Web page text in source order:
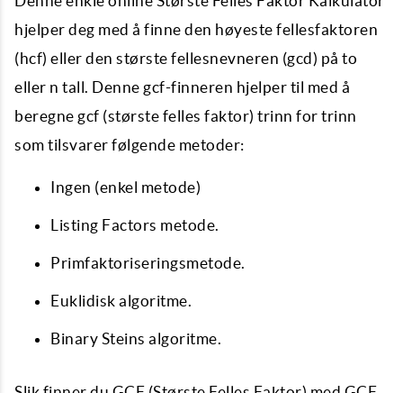
hjelper deg med å finne den høyeste fellesfaktoren
(hcf) eller den største fellesnevneren (gcd) på to
eller n tall. Denne gcf-finneren hjelper til med å
beregne gcf (største felles faktor) trinn for trinn
som tilsvarer følgende metoder:
Ingen (enkel metode)
Listing Factors metode.
Primfaktoriseringsmetode.
Euklidisk algoritme.
Binary Steins algoritme.